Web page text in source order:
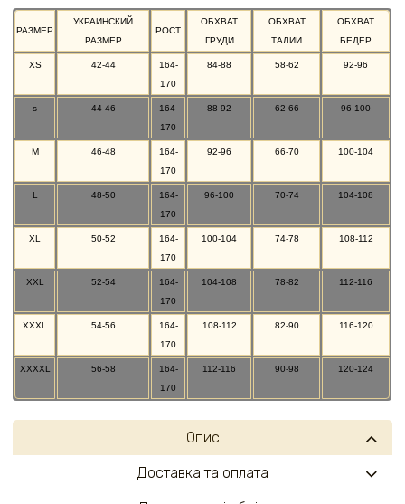
РАЗМЕР
УКРАИНСКИЙ
РАЗМЕР
РОСТ
ОБХВАТ
ГРУДИ
ОБХВАТ
ТАЛИИ
ОБХВАТ
БЕДЕР
XS 42-44
164-
170
84-88 58-62 92-96
s 44-46
164-
170
88-92 62-66 96-100
M 46-48
164-
170
92-96 66-70 100-104
L 48-50
164-
170
96-100 70-74 104-108
XL 50-52
164-
170
100-104 74-78 108-112
XXL 52-54
164-
170
104-108 78-82 112-116
XXXL 54-56
164-
170
108-112 82-90 116-120
XXXXL 56-58
164-
170
112-116 90-98 120-124
Опис
Доставка та оплата